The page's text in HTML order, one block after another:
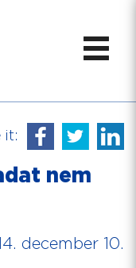
it:
nem
december 10.